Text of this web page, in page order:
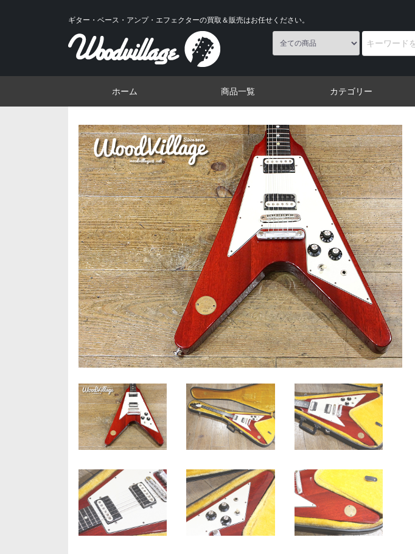
ギター・ベース・アンプ・エフェクターの買取＆販売はお任せください。
ホーム 商品一覧 カテゴリー